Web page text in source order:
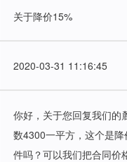
关于降价15%
2020-03-31 11:16:45
你好，关于您回复我们的
数4300一平方，这个是
件吗？可以我们把合同价